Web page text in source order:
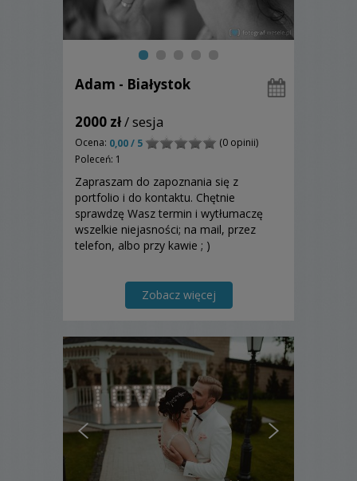
Adam - Białystok
2000 zł/ sesja
Ocena: 0,00 / 5
(0 opinii)
Poleceń: 1
Zapraszam do zapoznania się z
portfolio i do kontaktu. Chętnie
sprawdzę Wasz termin i wytłumaczę
wszelkie niejasności; na mail, przez
telefon, albo przy kawie ; )
Zobacz więcej